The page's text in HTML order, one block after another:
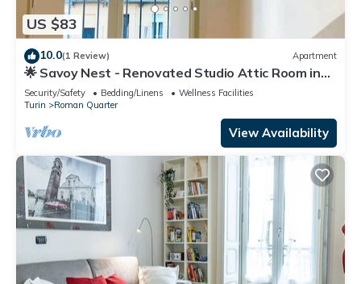
US $83
10.0(1 Review) Apartment
🌟 Savoy Nest - Renovated Studio Attic Room in
the Heart of the City
Security/Safety Bedding/Linens
Wellness Facilities
Turin
Roman Quarter
View Availability